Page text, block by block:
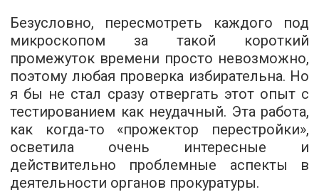
Безусловно, пересмотреть каждого под
микроскопом за такой короткий
промежуток времени просто невозможно,
поэтому любая проверка избирательна. Но
я бы не стал сразу отвергать этот опыт с
тестированием как неудачный. Эта работа,
как когда-то «прожектор перестройки»,
осветила очень интересные и
действительно проблемные аспекты в
деятельности органов прокуратуры.